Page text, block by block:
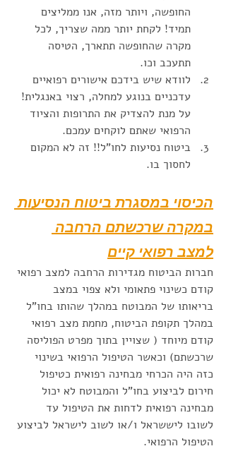
החופשה, ויותר מזה, אנו ממליצים
תמיד! לקחת יותר ממה שצריך, לכל
מקרה שהחופשה תתארך, הטיסה
תתעכב וכו.
לוודא שיש בידכם אישורים רפואיים
עדכניים בנוגע למחלה, רצוי באנגלית!
על מנת להצדיק את התרופות והציוד
הרפואי שאתם לוקחים עמכם.
ביטוח נסיעות לחו"ל!! זה לא המקום
לחסוך בו.
הכיסוי במסגרת ביטוח הנסיעות
במקרה שרכשתם הרחבה
למצב רפואי קיים
חברות הביטוח מגדירות הרחבה למצב רפואי
קודם כשינוי פתאומי ולא צפוי במצב
בריאותו של המבוטח במהלך שהותו בחו"ל
במהלך תקופת הביטוח, מחמת מצב רפואי
קודם מיוחד ( שצויין בתוך מפרט הפוליסה
שרכשתם) וכאשר הטיפול הרפואי בשינוי
כזה היה הכרחי מבחינה רפואית כטיפול
חירום לביצוע בחו"ל והמבוטח לא יכול
מבחינה רפואית לדחות את הטיפול עד
לשובו ליששראל ו/או לשוב לישראל לביצוע
הטיפול הרפואי.